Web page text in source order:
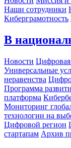
Наши сотрудники
Киберграмотность
В
Новости
Универсальные
неравенства
Программа
платформа
Мониторинг
технологии на
Цифровой регион
стартапам Архив